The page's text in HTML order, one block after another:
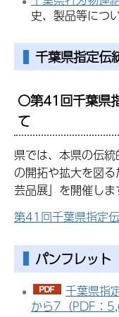
史、製品等につ
千葉県指定伝
〇第41回千葉県
て
県では、本県の伝
の開拓や拡大を図
芸品展」を開催しま
第41回千葉県指定
パンフレット
千葉県指
から7（PDF：